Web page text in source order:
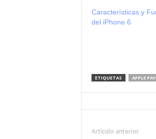
Características y
del iPhone 6
ETIQUETAS APPLE PAY
Artículo anterior